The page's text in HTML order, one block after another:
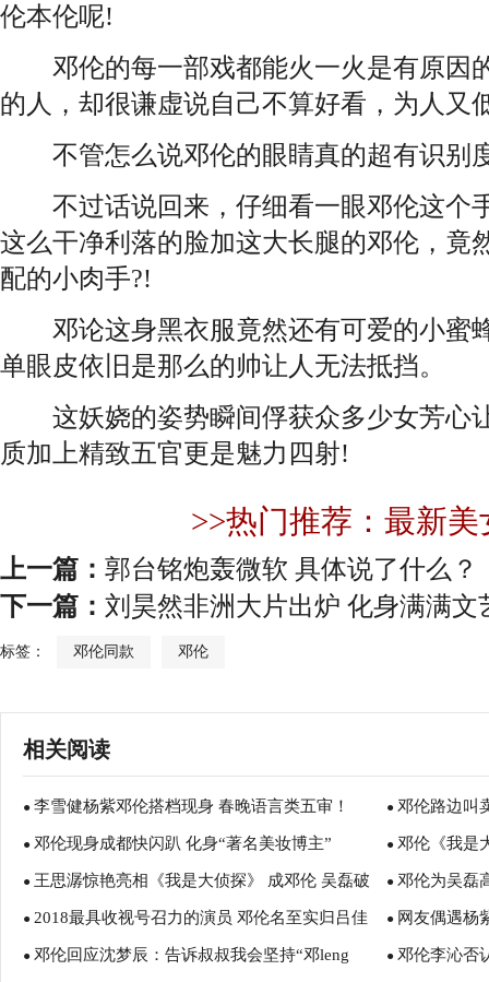
伦本伦呢!
邓伦的每一部戏都能火一火是有原因
的人，却很谦虚说自己不算好看，为人又
不管怎么说邓伦的眼睛真的超有识别
不过话说回来，仔细看一眼邓伦这个
这么干净利落的脸加这大长腿的邓伦，竟
配的小肉手?!
邓论这身黑衣服竟然还有可爱的小蜜
单眼皮依旧是那么的帅让人无法抵挡。
这妖娆的姿势瞬间俘获众多少女芳心
质加上精致五官更是魅力四射!
>>热门推荐：最新美
上一篇： 郭台铭炮轰微软 具体说了什么？
下一篇： 刘昊然非洲大片出炉 化身满满文
标签： 邓伦同款 邓伦
相关阅读
● 李雪健杨紫邓伦搭档现身 春晚语言类五审！ ● 邓伦路边叫
● 邓伦现身成都快闪趴 化身“著名美妆博主” ● 邓伦《我是
● 王思潺惊艳亮相《我是大侦探》 成邓伦 吴磊破
案关键线索
● 邓伦为吴磊
● 2018最具收视号召力的演员 邓伦名至实归吕佳
容五剧霸屏
● 网友偶遇杨
一山接吻照
● 邓伦回应沈梦辰：告诉叔叔我会坚持“邓leng ● 邓伦李沁否